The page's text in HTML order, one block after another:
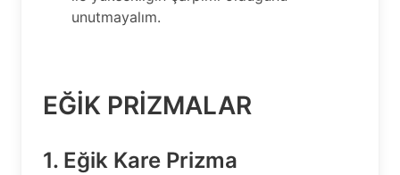
unutmayalım.
EĞİK PRİZMALAR
1. Eğik Kare Prizma